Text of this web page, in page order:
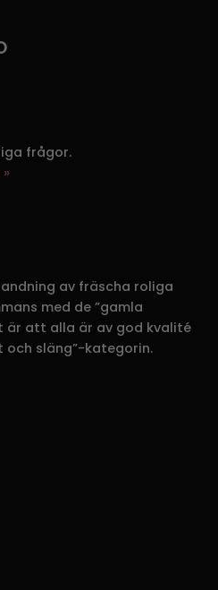
frågor.
av fräscha roliga
med de ”gamla
är att alla är av god kvalité
släng”-kategorin.